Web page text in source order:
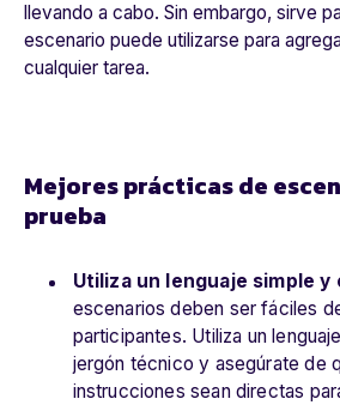
llevando a cabo. Sin embargo, sirve
escenario puede utilizarse para
cualquier tarea.
Mejores prácticas de
prueba
Utiliza un lenguaje simple y
escenarios deben ser fáciles
participantes. Utiliza un
jergón técnico y asegúrate de
instrucciones sean directas